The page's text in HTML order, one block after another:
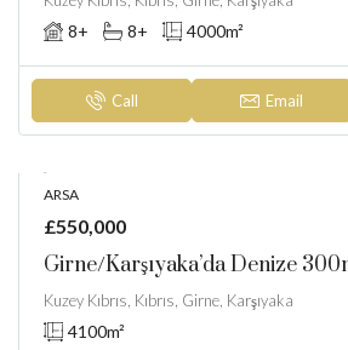
8+ 8+ 4000m²
Call Email
ARSA
£550,000
Kuzey Kıbrıs, Kıbrıs, Girne, Karşıyaka
4100m²